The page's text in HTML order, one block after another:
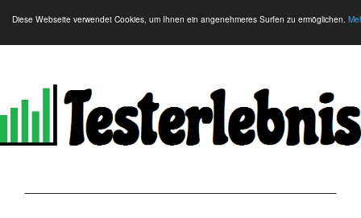
Diese Webseite verwendet Cookies, um Ihnen ein angenehmeres Surfen zu ermöglichen.